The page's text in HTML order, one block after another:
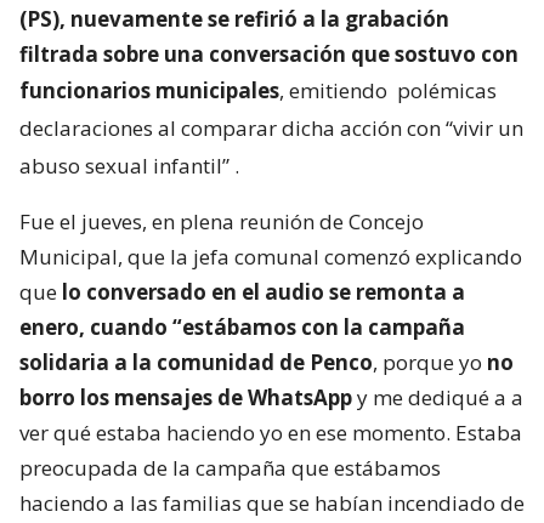
(PS), nuevamente se refirió a la grabación
filtrada sobre una conversación que sostuvo con
funcionarios municipales, emitiendo polémicas
declaraciones al comparar dicha acción con “vivir un
abuso sexual infantil” .
Fue el jueves, en plena reunión de Concejo
Municipal, que la jefa comunal comenzó explicando
que lo conversado en el audio se remonta a
enero, cuando “estábamos con la campaña
solidaria a la comunidad de Penco, porque yo no
borro los mensajes de WhatsAppy me dediqué a a
ver qué estaba haciendo yo en ese momento. Estaba
preocupada de la campaña que estábamos
haciendo a las familias que se habían incendiado de